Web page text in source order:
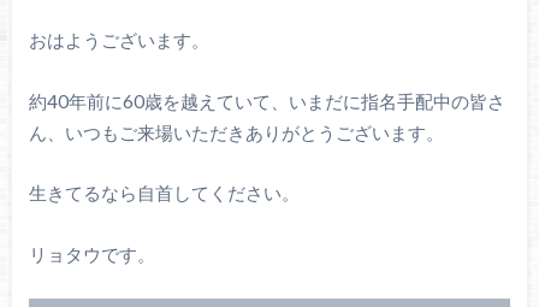
おはようございます。
約40年前に60歳を越えていて、いまだに指名手配中の皆さ
ん、いつもご来場いただきありがとうございます。
生きてるなら自首してください。
リョタウです。